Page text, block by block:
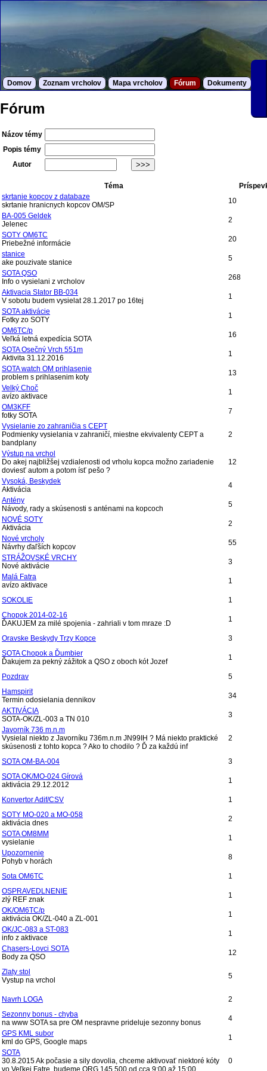
Domov Zoznam vrcholov Mapa vrcholov Fórum Dokumenty
Fórum
Názov témy
Popis témy
Autor
Téma
skrtanie kopcov z databaze
skrtanie hranicnych kopcov OM/SP
10
BA-005 Geldek
Jelenec
2
SOTY OM6TC
Priebežné informácie
20
stanice
ake pouzivate stanice
5
SOTA QSO
Info o vysielani z vrcholov
268
Aktivacia SIator BB-034
V sobotu budem vysielat 28.1.2017 po 16tej
1
SOTA aktivácie
Fotky zo SOTY
1
OM6TC/p
Veľká letná expedícia SOTA
16
SOTA Osečný Vrch 551m
Aktivita 31.12.2016
1
SOTA watch OM prihlasenie
problem s prihlasenim koty
13
Velký Choč
avízo aktivace
1
OM3KFF
fotky SOTA
7
Vysielanie zo zahraničia s CEPT
Podmienky vysielania v zahraničí, miestne ekvivalenty CEPT a
bandplany
2
Výstup na vrchol
Do akej najbližšej vzdialenosti od vrholu kopca možno zariadenie
doviesť autom a potom ísť pešo ?
12
Vysoká, Beskydek
Aktivácia
4
Antény
Návody, rady a skúsenosti s anténami na kopcoch
5
NOVÉ SOTY
Aktivácia
2
Nové vrcholy
Návrhy ďaľších kopcov
55
STRÁŽOVSKÉ VRCHY
Nové aktivácie
3
Malá Fatra
avízo aktivace
1
SOKOLIE
1
Chopok 2014-02-16
ĎAKUJEM za milé spojenia - zahriali v tom mraze :D
1
Oravske Beskydy Trzy Kopce
3
SOTA Chopok a Ďumbier
Ďakujem za pekný zážitok a QSO z oboch kót Jozef
1
Pozdrav
5
Hamspirit
Termin odosielania dennikov
34
AKTIVÁCIA
SOTA-OK/ZL-003 a TN 010
3
Javorník 736 m.n.m
Vysielal niekto z Javorníku 736m.n.m JN99IH ? Má niekto praktické
skúsenosti z tohto kopca ? Ako to chodilo ? Ď za každú inf
2
SOTA OM-BA-004
3
SOTA OK/MO-024 Gírová
aktivácia 29.12.2012
1
Konvertor Adif/CSV
1
SOTY MO-020 a MO-058
aktivácia dnes
2
SOTA OM8MM
vysielanie
1
Upozornenie
Pohyb v horách
8
Sota OM6TC
1
OSPRAVEDLNENIE
zlý REF znak
1
OK/OM6TC/p
aktivácia OK/ZL-040 a ZL-001
1
OK/JC-083 a ST-083
info z aktivace
1
Chasers-Lovci SOTA
Body za QSO
12
Zlaty stol
Vystup na vrchol
5
Navrh LOGA
2
Sezonny bonus - chyba
na www SOTA sa pre OM nespravne prideluje sezonny bonus
4
GPS KML subor
kml do GPS, Google maps
1
SOTA
30.8.2015 Ak počasie a sily dovolia, chceme aktivovať niektoré kóty
vo Veľkej Fatre, budeme QRG 145.500 od cca 9:00 až 15:00
0